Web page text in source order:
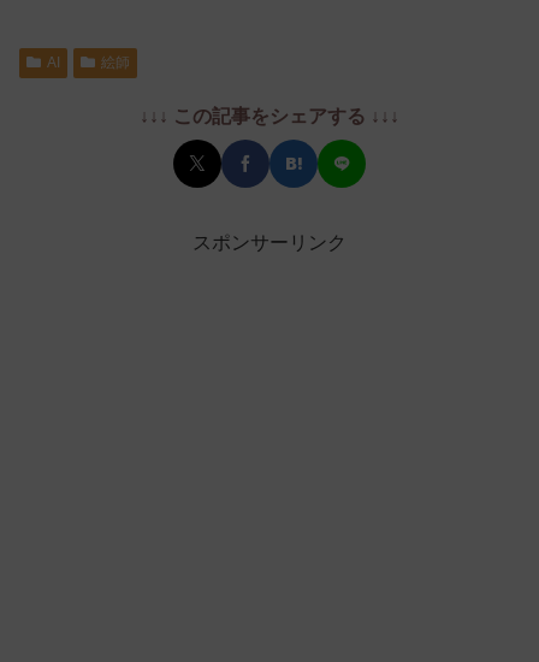
AI 絵師
↓↓↓ この記事をシェアする ↓↓↓
スポンサーリンク